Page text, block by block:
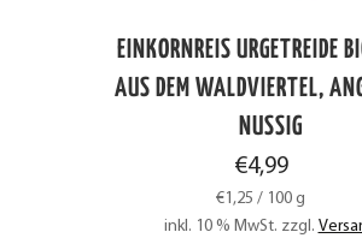
EINKORNREIS URGETREIDE
AUS DEM WALDVIERTEL,
NUSSIG
€4,99
€1,25 / 100 g
inkl. 10 % MwSt. zzgl.